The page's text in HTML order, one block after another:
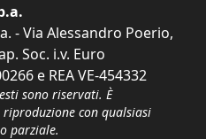
- Via Alessandro Poerio,
Soc. i.v. Euro
e REA VE-454332
sono riservati. È
con qualsiasi
parziale.